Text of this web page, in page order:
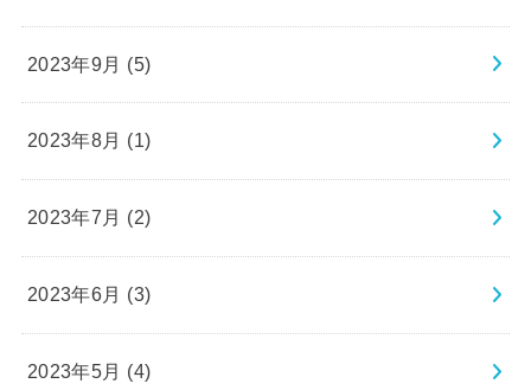
2023年9月 (5)
2023年8月 (1)
2023年7月 (2)
2023年6月 (3)
2023年5月 (4)